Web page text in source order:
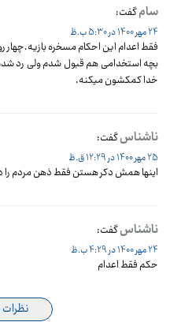
سامگفت:
24 مهر 1400 در 5:30 ب.ظ
بچه استخدامی هم قبول شدم ولی رد
خدا کمکشون میکنه.
ناشناسگفت:
25 مهر 1400 در 12:29 ق.ظ
اینها همش دکر هستن فقط ذهن مردم را
ناشناسگفت:
24 مهر 1400 در 4:29 ب.ظ
حکم فقط اعدام